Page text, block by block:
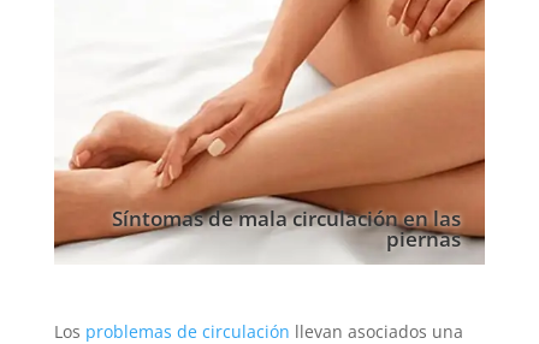
Síntomas de mala circulación en las
piernas
Los problemas de circulación llevan asociados una